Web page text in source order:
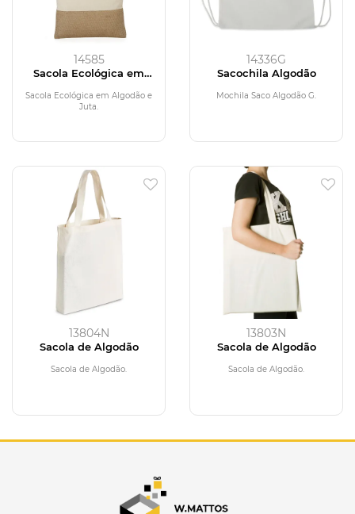
14585
Sacola Ecológica em
Sacola Ecológica em Algodão e
Juta.
14336G
Sacochila Algodão
Mochila Saco Algodão G.
13804N
Sacola de Algodão
Sacola de Algodão.
13803N
Sacola de Algodão
Sacola de Algodão.